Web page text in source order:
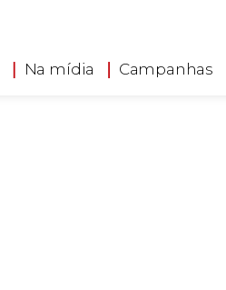
Na mídia Campanhas